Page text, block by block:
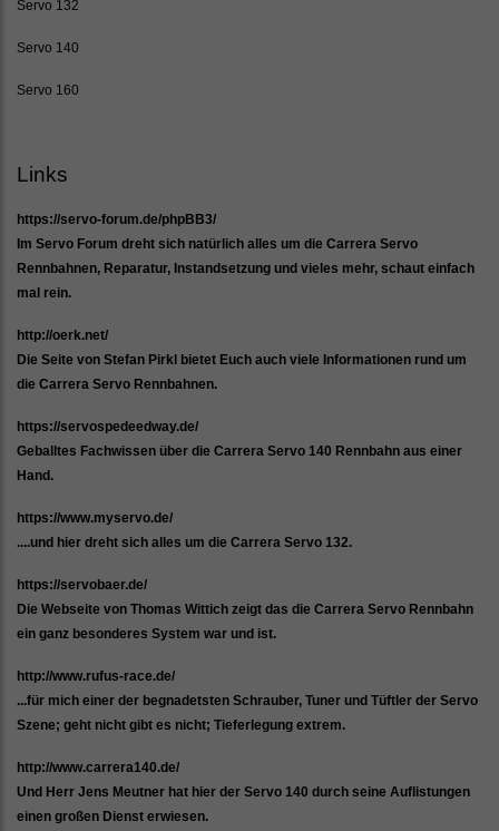
Servo 132
Servo 140
Servo 160
Links
https://servo-forum.de/phpBB3/
Im Servo Forum dreht sich natürlich alles um die Carrera Servo
Rennbahnen, Reparatur, Instandsetzung und vieles mehr, schaut einfach
mal rein.
http://oerk.net/
Die Seite von Stefan Pirkl bietet Euch auch viele Informationen rund um
die Carrera Servo Rennbahnen.
https://servospedeedway.de/
Geballtes Fachwissen über die Carrera Servo 140 Rennbahn aus einer
Hand.
https://www.myservo.de/
....und hier dreht sich alles um die Carrera Servo 132.
https://servobaer.de/
Die Webseite von Thomas Wittich zeigt das die Carrera Servo Rennbahn
ein ganz besonderes System war und ist.
http://www.rufus-race.de/
...für mich einer der begnadetsten Schrauber, Tuner und Tüftler der Servo
Szene; geht nicht gibt es nicht; Tieferlegung extrem.
http://www.carrera140.de/
Und Herr Jens Meutner hat hier der Servo 140 durch seine Auflistungen
einen großen Dienst erwiesen.